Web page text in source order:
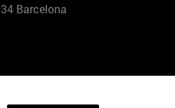
Barcelona